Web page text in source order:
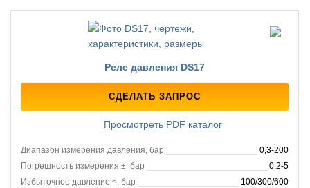
Реле давления DS17
СДЕЛАТЬ ЗАПРОС
Просмотреть PDF каталог
Диапазон измерения давления, бар
0,3-200
Погрешность измерения ±, бар
0,2-5
Избыточное давление <, бар
100/300/600